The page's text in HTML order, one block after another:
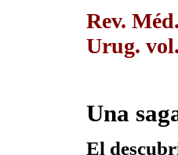
Rev. Méd.
Urug.
Una
El